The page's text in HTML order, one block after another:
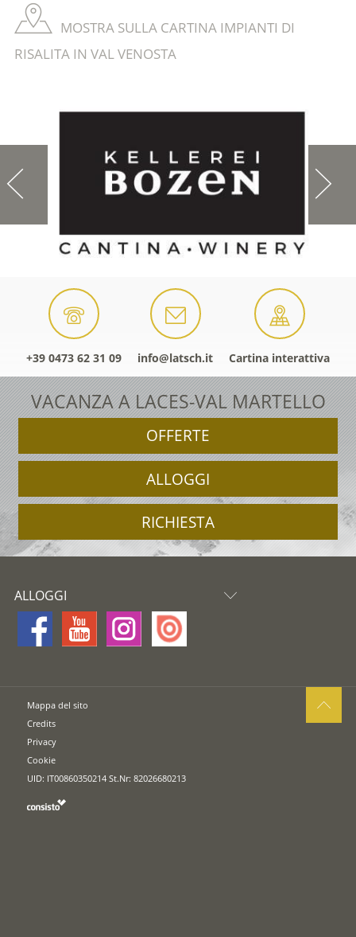
MOSTRA SULLA CARTINA IMPIANTI DI
RISALITA IN VAL VENOSTA
+39 0473 62 31 09 info@latsch.it Cartina interattiva
VACANZA A LACES-VAL MARTELLO
OFFERTE
ALLOGGI
RICHIESTA
ALLOGGI
Mappa del sito
Credits
Privacy
Cookie
UID: IT00860350214 St.Nr: 82026680213